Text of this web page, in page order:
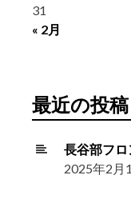
« 2月
31
最近の投稿
長谷部フロ
2025年2月